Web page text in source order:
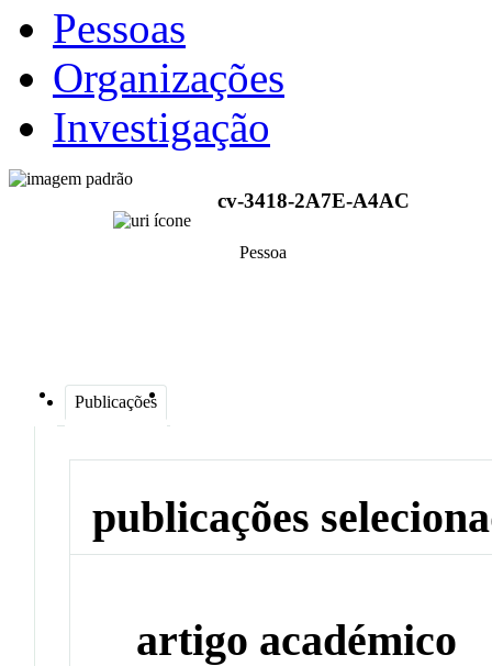
Pessoas
Organizações
Investigação
cv-3418-2A7E-A4AC
Pessoa
Publicações
publicações
artigo académico